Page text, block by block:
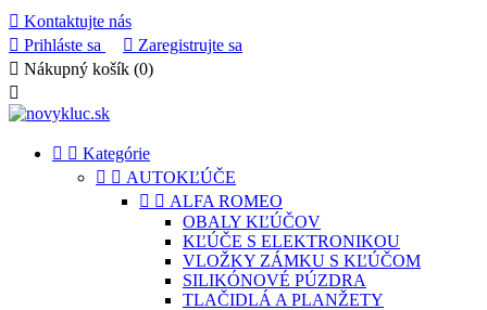
 Kontaktujte nás
 Prihláste sa  Zaregistrujte sa
 Nákupný košík (0)

  Kategórie
  AUTOKĽÚČE
  ALFA ROMEO
OBALY KĽÚČOV
KĽÚČE S ELEKTRONIKOU
VLOŽKY ZÁMKU S KĽÚČOM
SILIKÓNOVÉ PÚZDRA
TLAČIDLÁ A PLANŽETY